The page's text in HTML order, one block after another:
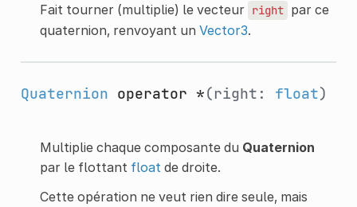
Fait tourner (multiplie) le vecteur right par ce
quaternion, renvoyant un Vector3.
Quaternion operator *(right: float)
Multiplie chaque composante du Quaternion
par le flottant float de droite.
Cette opération ne veut rien dire seule, mais